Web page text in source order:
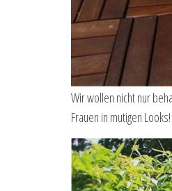
Wir wollen nicht nur
Frauen in mutigen